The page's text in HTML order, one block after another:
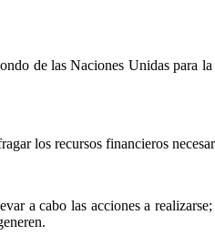
de las Naciones Unidas para
los recursos financieros
a cabo las acciones a